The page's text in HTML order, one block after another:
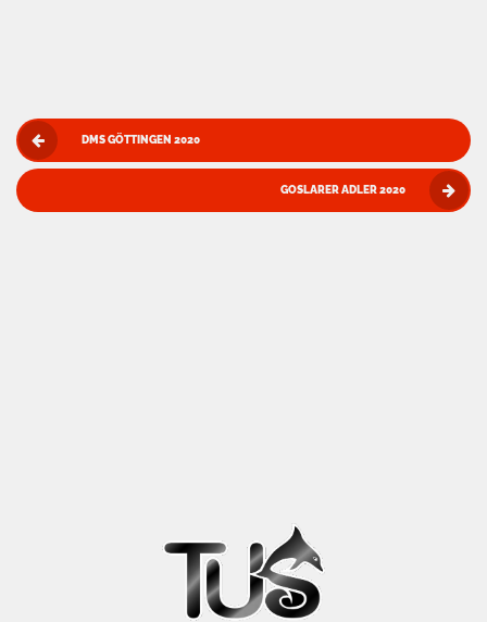
BEITRAGSNAVIGATION
DMS GÖTTINGEN 2020
GOSLARER ADLER 2020